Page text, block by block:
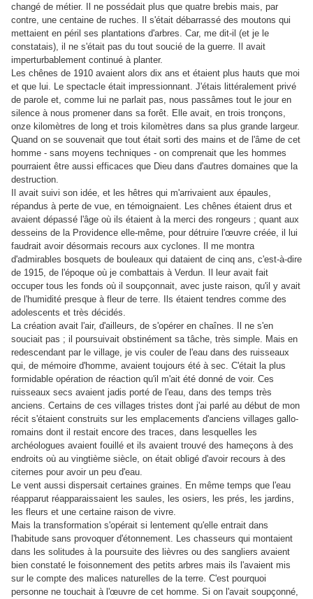
changé de métier. Il ne possédait plus que quatre brebis mais, par
contre, une centaine de ruches. Il s'était débarrassé des moutons qui
mettaient en péril ses plantations d'arbres. Car, me dit-il (et je le
constatais), il ne s'était pas du tout soucié de la guerre. Il avait
imperturbablement continué à planter.
Les chênes de 1910 avaient alors dix ans et étaient plus hauts que moi
et que lui. Le spectacle était impressionnant. J'étais littéralement privé
de parole et, comme lui ne parlait pas, nous passâmes tout le jour en
silence à nous promener dans sa forêt. Elle avait, en trois tronçons,
onze kilomètres de long et trois kilomètres dans sa plus grande largeur.
Quand on se souvenait que tout était sorti des mains et de l'âme de cet
homme - sans moyens techniques - on comprenait que les hommes
pourraient être aussi efficaces que Dieu dans d'autres domaines que la
destruction.
Il avait suivi son idée, et les hêtres qui m'arrivaient aux épaules,
répandus à perte de vue, en témoignaient. Les chênes étaient drus et
avaient dépassé l'âge où ils étaient à la merci des rongeurs ; quant aux
desseins de la Providence elle-même, pour détruire l'œuvre créée, il lui
faudrait avoir désormais recours aux cyclones. Il me montra
d'admirables bosquets de bouleaux qui dataient de cinq ans, c'est-à-dire
de 1915, de l'époque où je combattais à Verdun. Il leur avait fait
occuper tous les fonds où il soupçonnait, avec juste raison, qu'il y avait
de l'humidité presque à fleur de terre. Ils étaient tendres comme des
adolescents et très décidés.
La création avait l'air, d'ailleurs, de s'opérer en chaînes. Il ne s'en
souciait pas ; il poursuivait obstinément sa tâche, très simple. Mais en
redescendant par le village, je vis couler de l'eau dans des ruisseaux
qui, de mémoire d'homme, avaient toujours été à sec. C'était la plus
formidable opération de réaction qu'il m'ait été donné de voir. Ces
ruisseaux secs avaient jadis porté de l'eau, dans des temps très
anciens. Certains de ces villages tristes dont j'ai parlé au début de mon
récit s'étaient construits sur les emplacements d'anciens villages gallo-
romains dont il restait encore des traces, dans lesquelles les
archéologues avaient fouillé et ils avaient trouvé des hameçons à des
endroits où au vingtième siècle, on était obligé d'avoir recours à des
citernes pour avoir un peu d'eau.
Le vent aussi dispersait certaines graines. En même temps que l'eau
réapparut réapparaissaient les saules, les osiers, les prés, les jardins,
les fleurs et une certaine raison de vivre.
Mais la transformation s'opérait si lentement qu'elle entrait dans
l'habitude sans provoquer d'étonnement. Les chasseurs qui montaient
dans les solitudes à la poursuite des lièvres ou des sangliers avaient
bien constaté le foisonnement des petits arbres mais ils l'avaient mis
sur le compte des malices naturelles de la terre. C'est pourquoi
personne ne touchait à l'œuvre de cet homme. Si on l'avait soupçonné,